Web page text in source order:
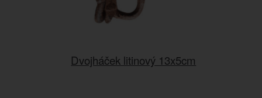
Dvojháček litinový 13x5cm